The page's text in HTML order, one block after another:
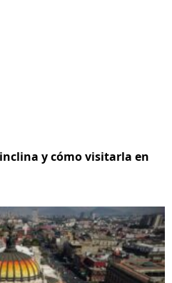
y cómo visitarla en